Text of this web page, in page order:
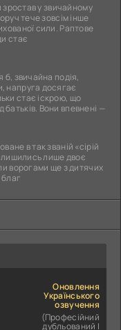
зростав у звичайному
тече зовсім інше
сили. Раптове
стає
б, звичайна подія,
напруга досягає
стає іскрою, що
Вони впевнені —
в так званій «сірій
лише двоє
ворогами ще з дитячих
благ
Оновлення
Українського
озвучення
(Професійний
дубльований |